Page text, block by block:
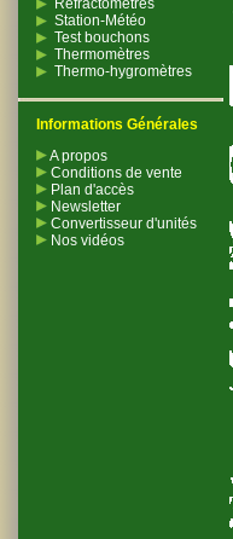
Réfractomètres
Station-Météo
Test bouchons
Thermomètres
Thermo-hygromètres
Informations Générales
A propos
Conditions de vente
Plan d'accès
Newsletter
Convertisseur d'unités
Nos vidéos